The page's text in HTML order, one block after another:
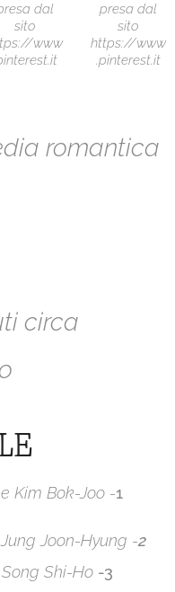
dal
sito
www
presa dal
sito
https://www
.pinterest.it
romantica
circa
Kim Bok-Joo -1
Joon-Hyung -2
Song Shi-Ho -3